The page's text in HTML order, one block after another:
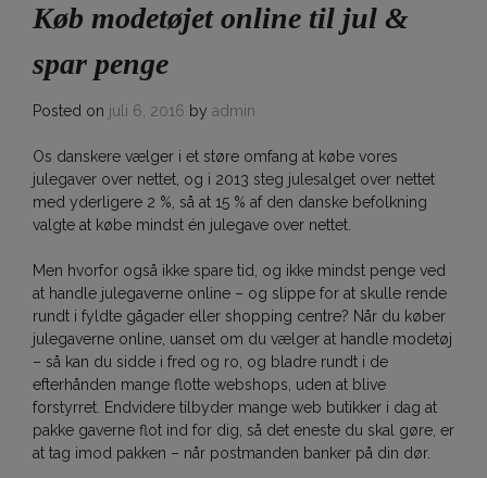
Køb modetøjet online til jul &
spar penge
Posted on juli 6, 2016 by admin
Os danskere vælger i et støre omfang at købe vores
julegaver over nettet, og i 2013 steg julesalget over nettet
med yderligere 2 %, så at 15 % af den danske befolkning
valgte at købe mindst én julegave over nettet.
Men hvorfor også ikke spare tid, og ikke mindst penge ved
at handle julegaverne online – og slippe for at skulle rende
rundt i fyldte gågader eller shopping centre? Når du køber
julegaverne online, uanset om du vælger at handle modetøj
– så kan du sidde i fred og ro, og bladre rundt i de
efterhånden mange flotte webshops, uden at blive
forstyrret. Endvidere tilbyder mange web butikker i dag at
pakke gaverne flot ind for dig, så det eneste du skal gøre, er
at tag imod pakken – når postmanden banker på din dør.